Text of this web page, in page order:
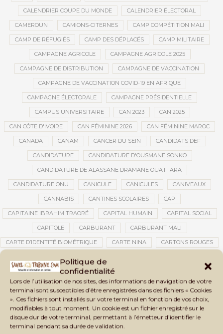
Politique de
confidentialité
Lors de l’utilisation de nos sites, des informations de navigation de votre
terminal sont susceptibles d’être enregistrées dans des fichiers « Cookies
». Ces fichiers sont installés sur votre terminal en fonction de vos choix,
modifiables à tout moment. Un cookie est un fichier enregistré sur le
disque dur de votre terminal, permettant à l’émetteur d’identifier le
terminal pendant sa durée de validation.
CALENDRIER COUPE DU MONDE CALENDRIER ÉLECTORAL
CAMEROUN CAMIONS-CITERNES CAMP COMPÉTITION MALI
CAMP DE RÉFUGIÉS CAMP DES DÉPLACÉS CAMP MILITAIRE
CAMPAGNE AGRICOLE CAMPAGNE AGRICOLE 2025
CAMPAGNE DE DISTRIBUTION CAMPAGNE DE VACCINATION
CAMPAGNE DE VACCINATION COVID-19 EN AFRIQUE
CAMPAGNE ÉLECTORALE CAMPAGNE PRÉSIDENTIELLE
CAMPUS UNIVERSITAIRE CAN 2023 CAN 2025
CAN CÔTE D'IVOIRE CAN FÉMININE 2026 CAN FÉMININE MAROC
CANADA CANAM CANCER DU SEIN CANDIDATS DEF
CANDIDATURE CANDIDATURE D'OUSMANE SONKO
CANDIDATURE DE ALASSANE DRAMANE OUATTARA
CANDIDATURE ONU CANICULE CANICULES CANIVEAUX
CANNABIS CANTINES SCOLAIRES CAP
CAPITAINE IBRAHIM TRAORÉ CAPITAL HUMAIN CAPITAL SOCIAL
CAPITOLE CARBURANT CARBURANT MALI
CARTE D’IDENTITÉ BIOMÉTRIQUE CARTE NINA CARTONS ROUGES
CATASTROPHES CLIMATIQUES
CAUTION 10 000 DOLLARS CAUTION DE VISA CDAT CECOGEC
CEDEAO CÉDÉAO CEI CÉLÉBRATION NATIONALE CEMAC
CEMAPI CEN-SNESUP CENOU CENSURE
CENTRAFRIQUE CENTRALE SOLAIRE